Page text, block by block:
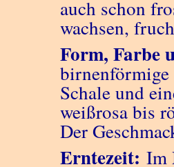
auch schon
wachsen,
Form, Farbe
Schale und
weißrosa bis
Der
Erntezeit:Im